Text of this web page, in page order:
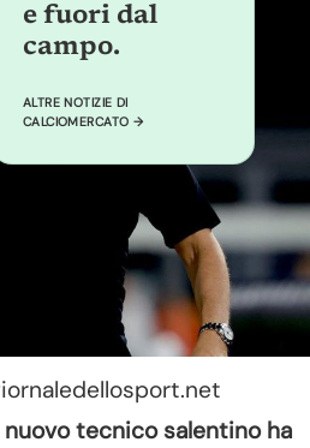
tecnico salentino ha
e fuori dal
campo.
ALTRE NOTIZIE DI
CALCIOMERCATO →